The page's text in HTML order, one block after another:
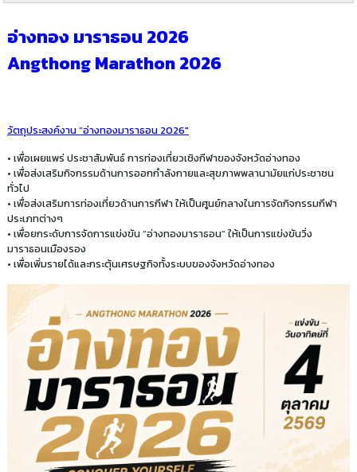
อ่างทอง มาราธอน 2026
Angthong Marathon 2026
วัตถุประสงค์งาน “อ่างทองมาราธอน 2026"
• เพื่อเผยแพร่ ประชาสัมพันธ์ การท่องเที่ยวเชิงกีฬาของจังหวัดอ่างทอง
• เพื่อส่งเสริมกิจกรรมด้านการออกกําลังกายและสุขภาพพลานามัยแก่ประชาชน
ทั่วไป
• เพื่อส่งเสริมการท่องเที่ยวด้านการกีฬา ให้เป็นศูนย์กลางในการจัดกิจกรรมกีฬา
ประเภทต่างๆ
• เพื่อยกระดับการจัดการแข่งขัน “อ่างทองมาราธอน” ให้เป็นการแข่งขันวิ่ง
มาราธอนเมืองรอง
• เพื่อเพิ่มรายได้และกระตุ้นเศรษฐกิจทั้งระบบของจังหวัดอ่างทอง